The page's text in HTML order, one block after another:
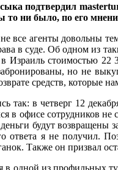
подтвердил
то ни было, по его
не все агенты довольны
в суде. Об одном из
Израиль стоимостью
но не
средств, которые
так: в четверг 12
офисе сотрудников не
будут возвращены
я не получил.
Также он призвал
одной из профильных